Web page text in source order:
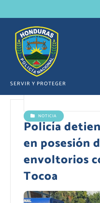
a
SERVIR Y PROTEGER
NOTICIA
Policía
en posesión
envoltorios
Tocoa